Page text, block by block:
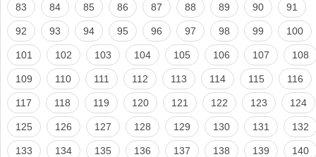
83 84 85 86 87 88 89 90 91
92 93 94 95 96 97 98 99 100
101 102 103 104 105 106 107 108
109 110 111 112 113 114 115 116
117 118 119 120 121 122 123 124
125 126 127 128 129 130 131 132
133 134 135 136 137 138 139 140